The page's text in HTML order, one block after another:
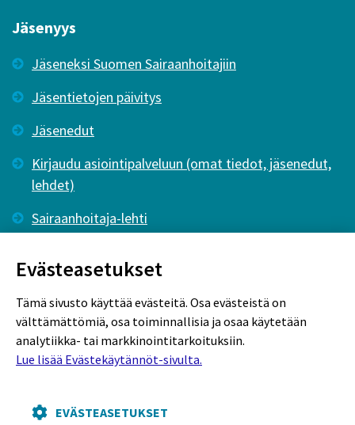
Jäsenyys
Jäseneksi Suomen Sairaanhoitajiin
Jäsentietojen päivitys
Jäsenedut
Kirjaudu asiointipalveluun (omat tiedot, jäsenedut,
lehdet)
Sairaanhoitaja-lehti
Evästekäytännöt
Evästeasetukset
Tämä sivusto käyttää evästeitä. Osa evästeistä on
välttämättömiä, osa toiminnallisia ja osaa käytetään
analytiikka- tai markkinointitarkoituksiin.
Lue lisää Evästekäytännöt-sivulta.
EVÄSTEASETUKSET